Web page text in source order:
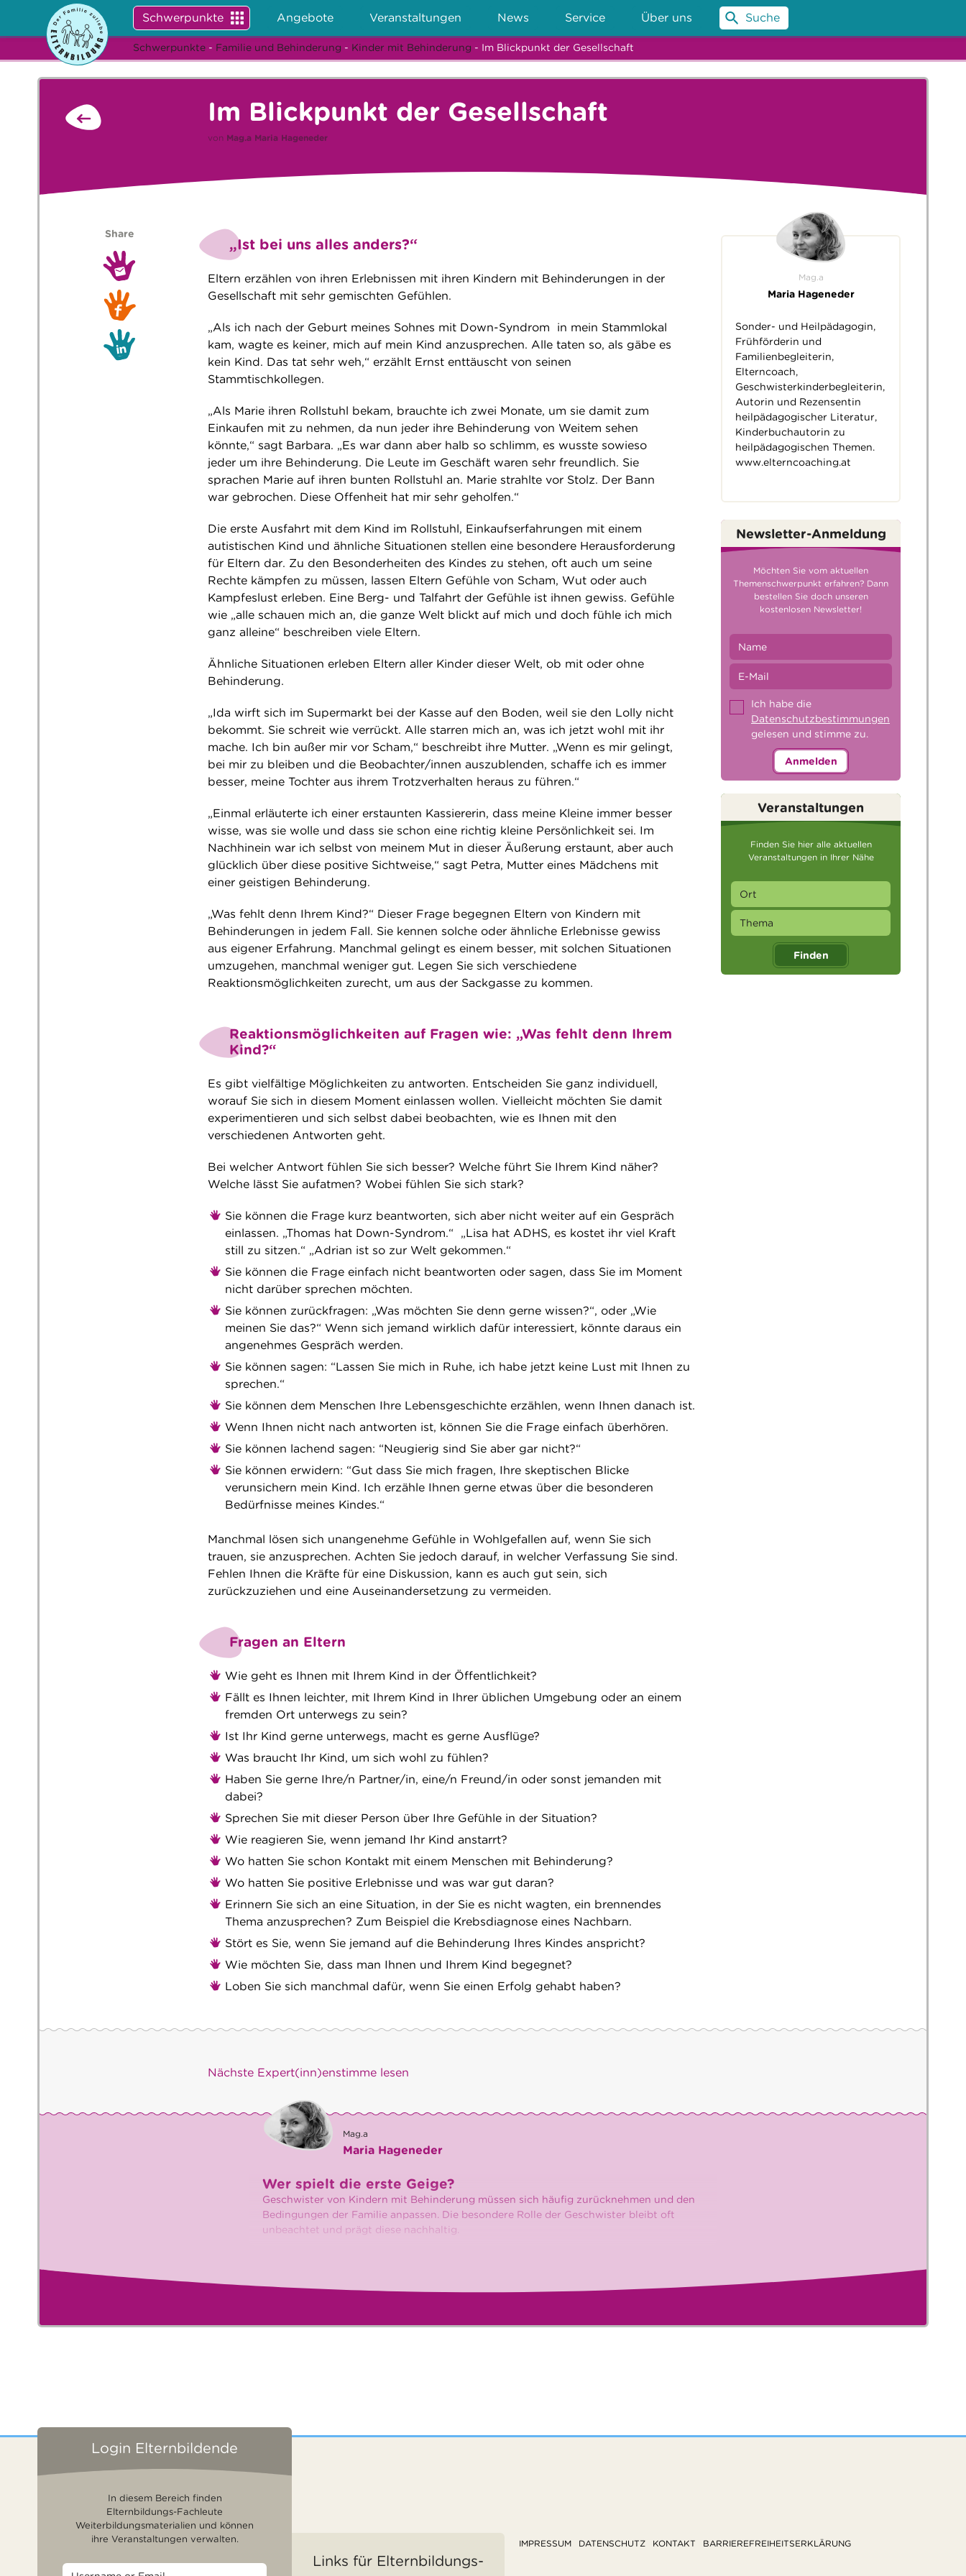
Schwerpunkte Angebote Veranstaltungen News Service Über uns Suche
Schwerpunkte - Familie und Behinderung - Kinder mit Behinderung - Im Blickpunkt der Gesellschaft
Im Blickpunkt der Gesellschaft
von Mag.a Maria Hageneder
„Ist bei uns alles anders?“
Eltern erzählen von ihren Erlebnissen mit ihren Kindern mit Behinderungen in der
Gesellschaft mit sehr gemischten Gefühlen.
„Als ich nach der Geburt meines Sohnes mit Down-Syndrom in mein Stammlokal
kam, wagte es keiner, mich auf mein Kind anzusprechen. Alle taten so, als gäbe es
kein Kind. Das tat sehr weh,“ erzählt Ernst enttäuscht von seinen
Stammtischkollegen.
„Als Marie ihren Rollstuhl bekam, brauchte ich zwei Monate, um sie damit zum
Einkaufen mit zu nehmen, da nun jeder ihre Behinderung von Weitem sehen
könnte,“ sagt Barbara. „Es war dann aber halb so schlimm, es wusste sowieso
jeder um ihre Behinderung. Die Leute im Geschäft waren sehr freundlich. Sie
sprachen Marie auf ihren bunten Rollstuhl an. Marie strahlte vor Stolz. Der Bann
war gebrochen. Diese Offenheit hat mir sehr geholfen.“
Die erste Ausfahrt mit dem Kind im Rollstuhl, Einkaufserfahrungen mit einem
autistischen Kind und ähnliche Situationen stellen eine besondere Herausforderung
für Eltern dar. Zu den Besonderheiten des Kindes zu stehen, oft auch um seine
Rechte kämpfen zu müssen, lassen Eltern Gefühle von Scham, Wut oder auch
Kampfeslust erleben. Eine Berg- und Talfahrt der Gefühle ist ihnen gewiss. Gefühle
wie „alle schauen mich an, die ganze Welt blickt auf mich und doch fühle ich mich
ganz alleine“ beschreiben viele Eltern.
Ähnliche Situationen erleben Eltern aller Kinder dieser Welt, ob mit oder ohne
Behinderung.
„Ida wirft sich im Supermarkt bei der Kasse auf den Boden, weil sie den Lolly nicht
bekommt. Sie schreit wie verrückt. Alle starren mich an, was ich jetzt wohl mit ihr
mache. Ich bin außer mir vor Scham,“ beschreibt ihre Mutter. „Wenn es mir gelingt,
bei mir zu bleiben und die Beobachter/innen auszublenden, schaffe ich es immer
besser, meine Tochter aus ihrem Trotzverhalten heraus zu führen.“
„Einmal erläuterte ich einer erstaunten Kassiererin, dass meine Kleine immer besser
wisse, was sie wolle und dass sie schon eine richtig kleine Persönlichkeit sei. Im
Nachhinein war ich selbst von meinem Mut in dieser Äußerung erstaunt, aber auch
glücklich über diese positive Sichtweise,“ sagt Petra, Mutter eines Mädchens mit
einer geistigen Behinderung.
„Was fehlt denn Ihrem Kind?“ Dieser Frage begegnen Eltern von Kindern mit
Behinderungen in jedem Fall. Sie kennen solche oder ähnliche Erlebnisse gewiss
aus eigener Erfahrung. Manchmal gelingt es einem besser, mit solchen Situationen
umzugehen, manchmal weniger gut. Legen Sie sich verschiedene
Reaktionsmöglichkeiten zurecht, um aus der Sackgasse zu kommen.
Reaktionsmöglichkeiten auf Fragen wie: „Was fehlt denn Ihrem
Kind?“
Es gibt vielfältige Möglichkeiten zu antworten. Entscheiden Sie ganz individuell,
worauf Sie sich in diesem Moment einlassen wollen. Vielleicht möchten Sie damit
experimentieren und sich selbst dabei beobachten, wie es Ihnen mit den
verschiedenen Antworten geht.
Bei welcher Antwort fühlen Sie sich besser? Welche führt Sie Ihrem Kind näher?
Welche lässt Sie aufatmen? Wobei fühlen Sie sich stark?
Sie können die Frage kurz beantworten, sich aber nicht weiter auf ein Gespräch
einlassen. „Thomas hat Down-Syndrom.“ „Lisa hat ADHS, es kostet ihr viel Kraft
still zu sitzen.“ „Adrian ist so zur Welt gekommen.“
Sie können die Frage einfach nicht beantworten oder sagen, dass Sie im Moment
nicht darüber sprechen möchten.
Sie können zurückfragen: „Was möchten Sie denn gerne wissen?“, oder „Wie
meinen Sie das?“ Wenn sich jemand wirklich dafür interessiert, könnte daraus ein
angenehmes Gespräch werden.
Sie können sagen: “Lassen Sie mich in Ruhe, ich habe jetzt keine Lust mit Ihnen zu
sprechen.“
Sie können dem Menschen Ihre Lebensgeschichte erzählen, wenn Ihnen danach ist.
Wenn Ihnen nicht nach antworten ist, können Sie die Frage einfach überhören.
Sie können lachend sagen: “Neugierig sind Sie aber gar nicht?“
Sie können erwidern: “Gut dass Sie mich fragen, Ihre skeptischen Blicke
verunsichern mein Kind. Ich erzähle Ihnen gerne etwas über die besonderen
Bedürfnisse meines Kindes.“
Manchmal lösen sich unangenehme Gefühle in Wohlgefallen auf, wenn Sie sich
trauen, sie anzusprechen. Achten Sie jedoch darauf, in welcher Verfassung Sie sind.
Fehlen Ihnen die Kräfte für eine Diskussion, kann es auch gut sein, sich
zurückzuziehen und eine Auseinandersetzung zu vermeiden.
Fragen an Eltern
Wie geht es Ihnen mit Ihrem Kind in der Öffentlichkeit?
Fällt es Ihnen leichter, mit Ihrem Kind in Ihrer üblichen Umgebung oder an einem
fremden Ort unterwegs zu sein?
Ist Ihr Kind gerne unterwegs, macht es gerne Ausflüge?
Was braucht Ihr Kind, um sich wohl zu fühlen?
Haben Sie gerne Ihre/n Partner/in, eine/n Freund/in oder sonst jemanden mit
dabei?
Sprechen Sie mit dieser Person über Ihre Gefühle in der Situation?
Wie reagieren Sie, wenn jemand Ihr Kind anstarrt?
Wo hatten Sie schon Kontakt mit einem Menschen mit Behinderung?
Wo hatten Sie positive Erlebnisse und was war gut daran?
Erinnern Sie sich an eine Situation, in der Sie es nicht wagten, ein brennendes
Thema anzusprechen? Zum Beispiel die Krebsdiagnose eines Nachbarn.
Stört es Sie, wenn Sie jemand auf die Behinderung Ihres Kindes anspricht?
Wie möchten Sie, dass man Ihnen und Ihrem Kind begegnet?
Loben Sie sich manchmal dafür, wenn Sie einen Erfolg gehabt haben?
Share
Mag.a
Maria Hageneder
Sonder- und Heilpädagogin,
Frühförderin und
Familienbegleiterin,
Elterncoach,
Geschwisterkinderbegleiterin,
Autorin und Rezensentin
heilpädagogischer Literatur,
Kinderbuchautorin zu
heilpädagogischen Themen.
www.elterncoaching.at
Newsletter-Anmeldung
Möchten Sie vom aktuellen
Themenschwerpunkt erfahren? Dann
bestellen Sie doch unseren
kostenlosen Newsletter!
Ich habe die
Datenschutzbestimmungen
gelesen und stimme zu.
Anmelden
Veranstaltungen
Finden Sie hier alle aktuellen
Veranstaltungen in Ihrer Nähe
Finden
Nächste Expert(inn)enstimme lesen
Mag.a
Maria Hageneder
Wer spielt die erste Geige?
Geschwister von Kindern mit Behinderung müssen sich häufig zurücknehmen und den
Bedingungen der Familie anpassen. Die besondere Rolle der Geschwister bleibt oft
unbeachtet und prägt diese nachhaltig.
Login Elternbildende
In diesem Bereich finden
Elternbildungs-Fachleute
Weiterbildungsmaterialien und können
ihre Veranstaltungen verwalten.
Links für Elternbildungs-
IMPRESSUM DATENSCHUTZ KONTAKT BARRIEREFREIHEITSERKLÄRUNG